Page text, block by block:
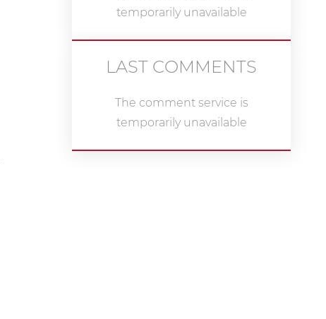
temporarily unavailable
LAST COMMENTS
The comment service is
temporarily unavailable